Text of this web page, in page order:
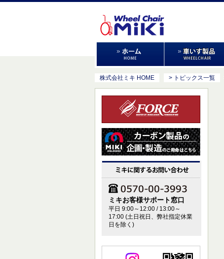
株式会社ミキ HOME > トピックス一覧
ミキお客様サポート窓口
平日 9:00～12:00 / 13:00～
17:00 (土日祝日、弊社指定休業
日を除く)